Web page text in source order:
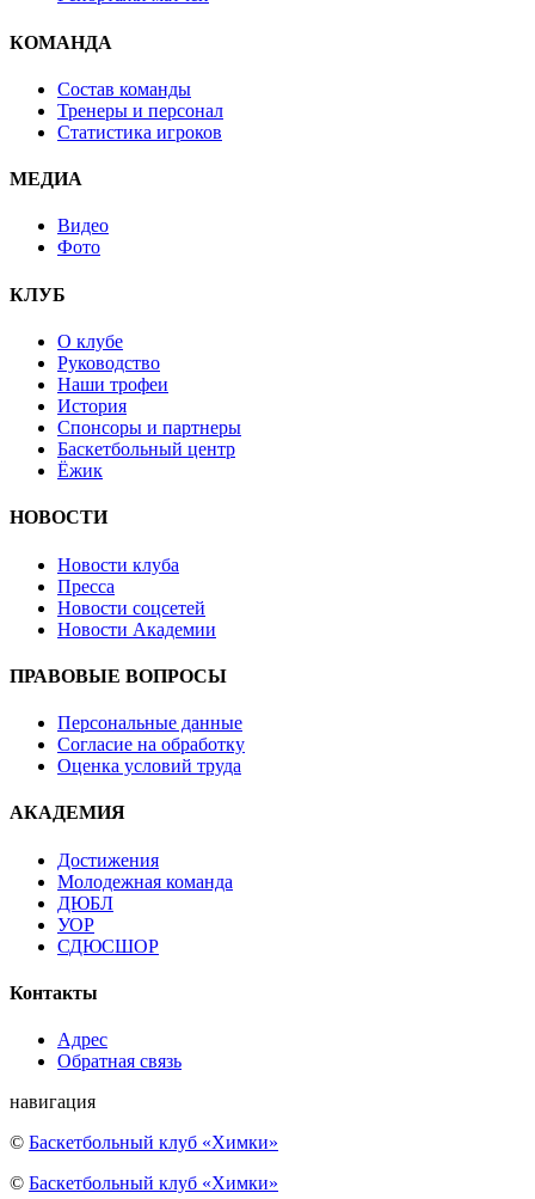
КОМАНДА
Состав команды
Тренеры и персонал
Статистика игроков
МЕДИА
Видео
Фото
КЛУБ
О клубе
Руководство
Наши трофеи
История
Спонсоры и партнеры
Баскетбольный центр
Ёжик
НОВОСТИ
Новости клуба
Пресса
Новости соцсетей
Новости Академии
ПРАВОВЫЕ ВОПРОСЫ
Персональные данные
Согласие на обработку
Оценка условий труда
АКАДЕМИЯ
Достижения
Молодежная команда
ДЮБЛ
УОР
СДЮСШОР
Контакты
Адрес
Обратная связь
навигация
© Баскетбольный клуб «Химки»
© Баскетбольный клуб «Химки»